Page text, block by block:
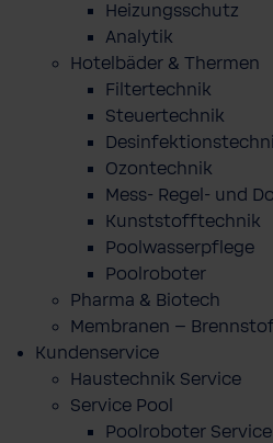
Heizungsschutz
Analytik
Hotelbäder & Thermen
Filtertechnik
Steuertechnik
Ozontechnik
Mess- Regel- und
Kunststofftechnik
Poolwasserpflege
Poolroboter
Pharma & Biotech
Membranen –
Kundenservice
Haustechnik Service
Service Pool
Poolroboter Service